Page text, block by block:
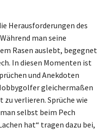
Herausforderungen des
man seine
Rasen auslebt, begegnet
In diesen Momenten ist
und Anekdoten
gleichermaßen
zu verlieren. Sprüche wie
selbst beim Pech
hat“ tragen dazu bei,